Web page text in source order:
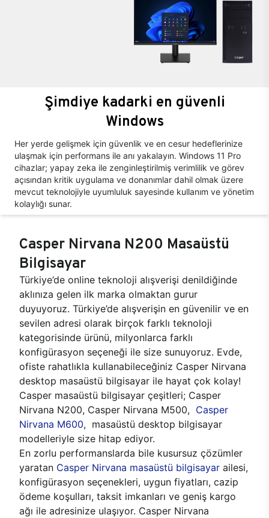
Şimdiye kadarki en güvenli
Windows
Her yerde gelişmek için güvenlik ve en cesur hedeflerinize
ulaşmak için performans ile anı yakalayın. Windows 11 Pro
cihazlar; yapay zeka ile zenginleştirilmiş verimlilik ve görev
açısından kritik uygulama ve donanımlar dahil olmak üzere
mevcut teknolojiyle uyumluluk sayesinde kullanım ve yönetim
kolaylığı sunar.
Casper Nirvana N200 Masaüstü
Bilgisayar
Türkiye’de online teknoloji alışverişi denildiğinde
aklınıza gelen ilk marka olmaktan gurur
duyuyoruz. Türkiye’de alışverişin en güvenilir ve en
sevilen adresi olarak birçok farklı teknoloji
kategorisinde ürünü, milyonlarca farklı
konfigürasyon seçeneği ile size sunuyoruz. Evde,
ofiste rahatlıkla kullanabileceğiniz Casper Nirvana
desktop masaüstü bilgisayar ile hayat çok kolay!
Casper masaüstü bilgisayar çeşitleri; Casper
Nirvana N200, Casper Nirvana M500, Casper
Nirvana M600, masaüstü desktop bilgisayar
modelleriyle size hitap ediyor.
En zorlu performanslarda bile kusursuz çözümler
yaratan Casper Nirvana masaüstü bilgisayar ailesi,
konfigürasyon seçenekleri, uygun fiyatları, cazip
ödeme koşulları, taksit imkanları ve geniş kargo
ağı ile adresinize ulaşıyor. Casper Nirvana